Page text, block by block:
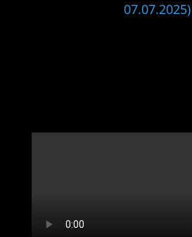
07.07.2025)